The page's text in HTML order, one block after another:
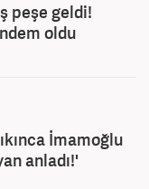
peşe geldi!
oldu
İmamoğlu
anladı!'